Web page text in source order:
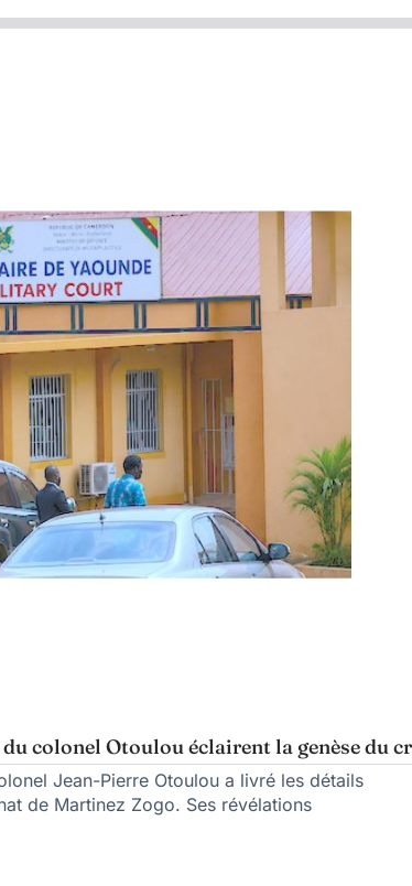
colonel Otoulou éclairent la genèse du
Jean-Pierre Otoulou a livré les détails
de Martinez Zogo. Ses révélations